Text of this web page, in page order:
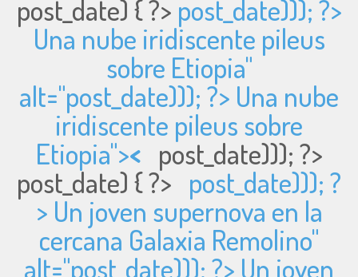
post_date) { ?> post_date))); ?>
Una nube iridiscente pileus
sobre Etiopia"
alt="post_date))); ?> Una nube
iridiscente pileus sobre
Etiopia">< post_date))); ?>
post_date) { ?> post_date))); ?
> Un joven supernova en la
cercana Galaxia Remolino"
alt="post_date))); ?> Un joven